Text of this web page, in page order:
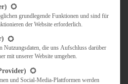
UNTERWEGS
UNTERWEGS
für die eine Einwilligung erteilt werden
grundlegende Funktionen und sind für
der Website erforderlich.
Nutzungsdaten, die uns Aufschluss darüber
mit unserer Website umgehen.
und Social-Media-Plattformen werden